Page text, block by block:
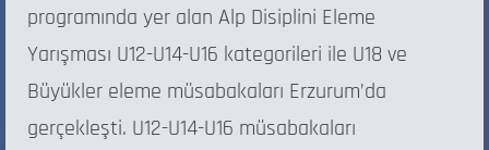
programında yer alan Alp Disiplini Eleme
Yarışması U12-U14-U16 kategorileri ile U18 ve
Büyükler eleme müsabakaları Erzurum’da
gerçekleşti. U12-U14-U16 müsabakaları